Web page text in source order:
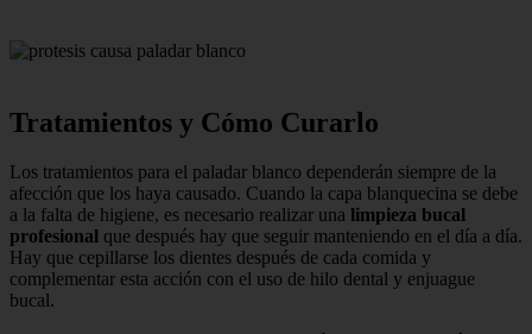
Tratamientos y Cómo Curarlo
Los tratamientos para el paladar blanco dependerán siempre de la
afección que los haya causado. Cuando la capa blanquecina se debe
a la falta de higiene, es necesario realizar una limpieza bucal
profesional que después hay que seguir manteniendo en el día a día.
Hay que cepillarse los dientes después de cada comida y
complementar esta acción con el uso de hilo dental y enjuague
bucal.